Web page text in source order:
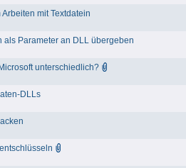
mit Textdatein
als Parameter an DLL übergeben
unterschiedlich?
DLLs